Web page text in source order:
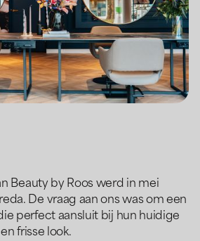
Beauty by Roos werd in mei
De vraag aan ons was om een
perfect aansluit bij hun huidige
frisse look.